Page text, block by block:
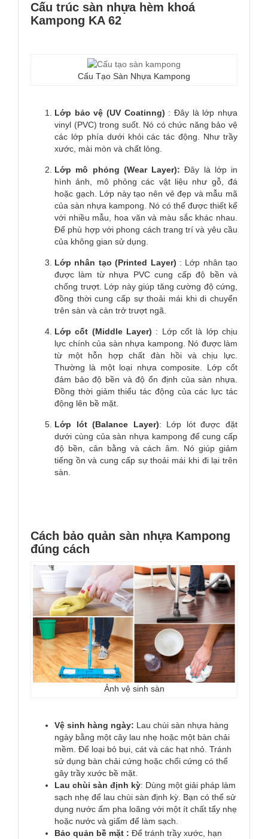
Cấu trúc sàn nhựa hèm khoá
Kampong KA 62
Cấu Tạo Sàn Nhựa Kampong
Lớp bảo vệ (UV Coatinng) : Đây là lớp nhựa
vinyl (PVC) trong suốt. Nó có chức năng bảo vệ
các lớp phía dưới khỏi các tác động. Như trầy
xước, mài mòn và chất lỏng.
Lớp mô phỏng (Wear Layer): Đây là lớp in
hình ảnh, mô phỏng các vật liệu như gỗ, đá
hoặc gạch. Lớp này tạo nên vẻ đẹp và mẫu mã
của sàn nhựa kampong. Nó có thể được thiết kế
với nhiều mẫu, hoa văn và màu sắc khác nhau.
Để phù hợp với phong cách trang trí và yêu cầu
của không gian sử dụng.
Lớp nhân tạo (Printed Layer) : Lớp nhân tạo
được làm từ nhựa PVC cung cấp độ bền và
chống trượt. Lớp này giúp tăng cường độ cứng,
đồng thời cung cấp sự thoải mái khi di chuyển
trên sàn và cản trở trượt ngã.
Lớp cốt (Middle Layer) : Lớp cốt là lớp chịu
lực chính của sàn nhựa kampong. Nó được làm
từ một hỗn hợp chất đàn hồi và chịu lực.
Thường là một loại nhựa composite. Lớp cốt
đảm bảo độ bền và độ ổn định của sàn nhựa.
Đồng thời giảm thiểu tác động của các lực tác
động lên bề mặt.
Lớp lót (Balance Layer): Lớp lót được đặt
dưới cùng của sàn nhựa kampong để cung cấp
độ bền, cân bằng và cách âm. Nó giúp giảm
tiếng ồn và cung cấp sự thoải mái khi đi lại trên
sàn.
Cách bảo quản sàn nhựa Kampong
đúng cách
Ảnh vệ sinh sàn
Vệ sinh hàng ngày: Lau chùi sàn nhựa hàng
ngày bằng một cây lau nhẹ hoặc một bàn chải
mềm. Để loại bỏ bụi, cát và các hạt nhỏ. Tránh
sử dụng bàn chải cứng hoặc chổi cứng có thể
gây trầy xước bề mặt.
Lau chùi sàn định kỳ: Dùng một giải pháp làm
sạch nhẹ để lau chùi sàn định kỳ. Bạn có thể sử
dụng nước ấm pha loãng với một ít chất tẩy nhẹ
hoặc nước và giấm để làm sạch.
Bảo quản bề mặt : Để tránh trầy xước, hạn